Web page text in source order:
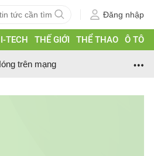
Đăng nhập
TECH THẾ GIỚI THỂ THAO Ô TÔ
trên mạng